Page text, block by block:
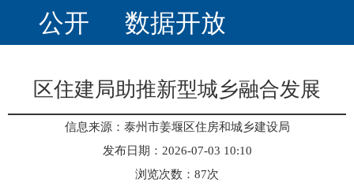
公开
数据开放
区住建局助推新型城乡融合发展
信息来源：泰州市姜堰区住房和城乡建设局
发布日期：2026-07-03 10:10
浏览次数： 87次